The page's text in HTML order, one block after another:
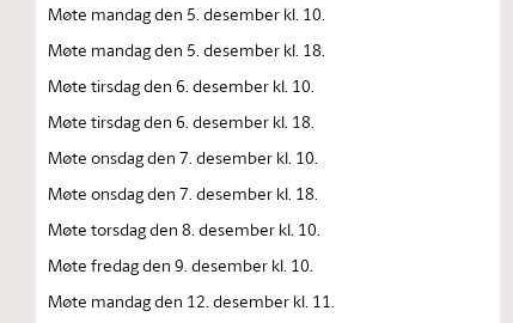
Møte mandag den 5. desember kl. 10.
Møte mandag den 5. desember kl. 18.
Møte tirsdag den 6. desember kl. 10.
Møte tirsdag den 6. desember kl. 18.
Møte onsdag den 7. desember kl. 10.
Møte onsdag den 7. desember kl. 18.
Møte torsdag den 8. desember kl. 10.
Møte fredag den 9. desember kl. 10.
Møte mandag den 12. desember kl. 11.